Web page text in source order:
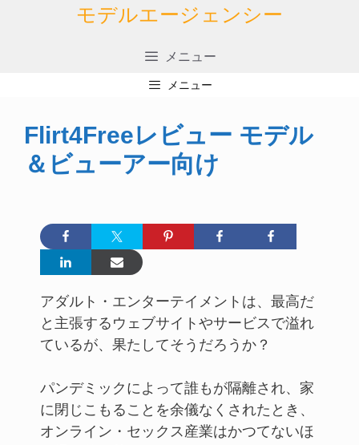
モデルエージェンシー
メニュー
メニュー
Flirt4Freeレビュー モデル
＆ビューアー向け
アダルト・エンターテイメントは、最高だ
と主張するウェブサイトやサービスで溢れ
ているが、果たしてそうだろうか？
パンデミックによって誰もが隔離され、家
に閉じこもることを余儀なくされたとき、
オンライン・セックス産業はかつてないほ